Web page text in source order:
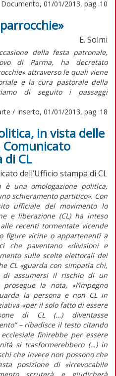
Documento, 01/01/2013, pag. 10
E. Solmi
della festa patronale,
di Parma, ha decretato
attraverso le quali viene
e la cura pastorale della
di seguito i passaggi
/ Inserto, 01/01/2013, pag. 18
in vista delle
Comunicato
di CL
dell’Ufficio stampa di CL
è una omologazione politica,
schieramento partitico». Con
ufficiale del movimento lo
e liberazione (CL) ha inteso
recenti tormentate vicende
figure vicine o appartenenti a
che paventano «divisioni e
sulle scelte elettorali dei
CL «guarda con simpatia chi,
assumersi il rischio di un
la nota, «l’impegno
la persona e non CL in
«per il solo fatto di essere
di CL (…) diventasse
– ribadisce il testo citando
finirebbe per essere
si trasformerebbero (…) in
che invece non possono che
posizione di «irrevocabile